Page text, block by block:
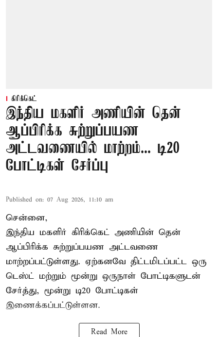
கிரிக்கெட்
இந்திய மகளிர் அணியின் தென்
ஆப்பிரிக்க சுற்றுப்பயண
அட்டவணையில் மாற்றம்... டி20
போட்டிகள் சேர்ப்பு
Published on: 07 Aug 2026, 11:10 am
சென்னை,
இந்திய மகளிர் கிரிக்கெட் அணியின் தென்
ஆப்பிரிக்க சுற்றுப்பயண அட்டவணை
மாற்றப்பட்டுள்ளது. ஏற்கனவே திட்டமிடப்பட்ட ஒரு
டெஸ்ட் மற்றும் மூன்று ஒருநாள் போட்டிகளுடன்
சேர்த்து, மூன்று டி20 போட்டிகள்
இணைக்கப்பட்டுள்ளன.
Read More